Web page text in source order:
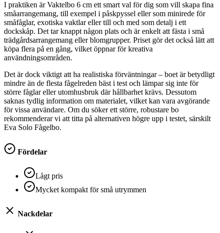
I praktiken är Vaktelbo 6 cm ett smart val för dig som vill skapa fina
småarrangemang, till exempel i påskpyssel eller som minirede för
småfåglar, exotiska vaktlar eller till och med som detalj i ett
dockskåp. Det tar knappt någon plats och är enkelt att fästa i små
trädgårdsarrangemang eller blomgrupper. Priset gör det också lätt att
köpa flera på en gång, vilket öppnar för kreativa
användningsområden.
Det är dock viktigt att ha realistiska förväntningar – boet är betydligt
mindre än de flesta fågelreden bäst i test och lämpar sig inte för
större fåglar eller utomhusbruk där hållbarhet krävs. Dessutom
saknas tydlig information om materialet, vilket kan vara avgörande
för vissa användare. Om du söker ett större, robustare bo
rekommenderar vi att titta på alternativen högre upp i testet, särskilt
Eva Solo Fågelbo.
Fördelar
Lågt pris
Mycket kompakt för små utrymmen
Nackdelar